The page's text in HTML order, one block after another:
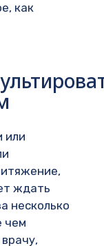
как
или
ждать
несколько
чем